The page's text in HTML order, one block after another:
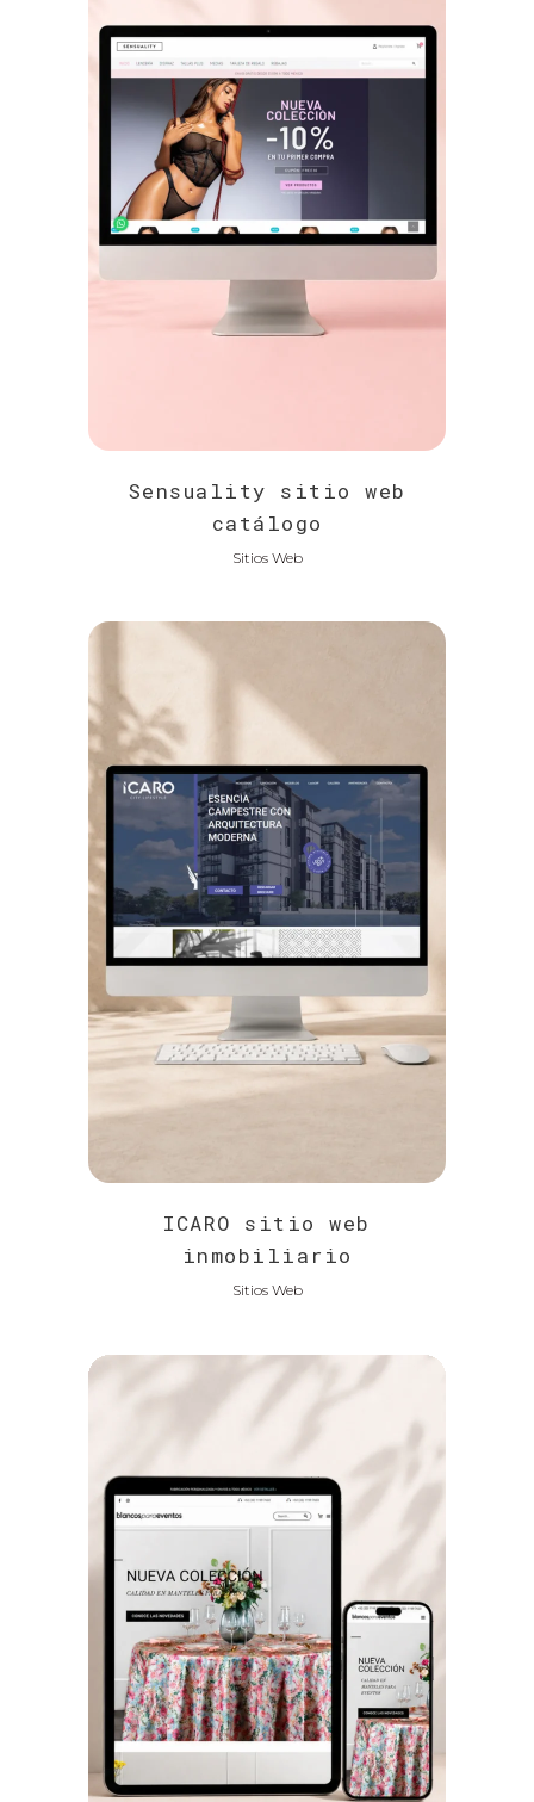
Sensuality sitio web
catálogo
Sitios Web
ICARO sitio web
inmobiliario
Sitios Web